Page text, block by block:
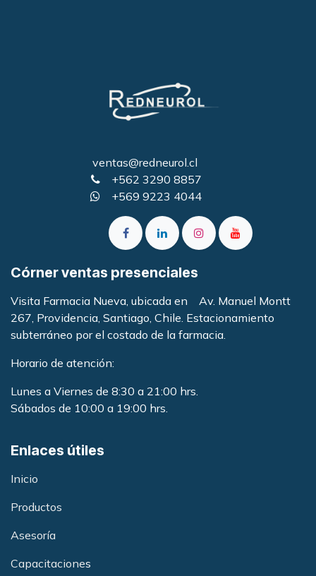
ventas@redneurol.cl
+562 3290 8857
+569 9223 4044
Córner ventas presenciales
Visita Farmacia Nueva, ubicada en Av. Manuel Montt
267, Providencia, Santiago, Chile. Estacionamiento
subterráneo por el costado de la farmacia.
Horario de atención:
Lunes a Viernes de 8:30 a 21:00 hrs.
Sábados de 10:00 a 19:00 hrs.
Enlaces útiles
Inicio
Productos
Asesoría
Capacitaciones